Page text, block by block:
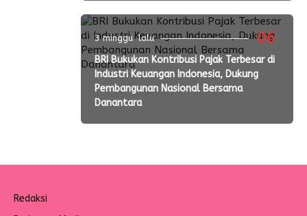
06
3 minggu lalu
BRI Bukukan Kontribusi Pajak Terbesar di
Industri Keuangan Indonesia, Dukung
Pembangunan Nasional Bersama
Danantara
Redaksi